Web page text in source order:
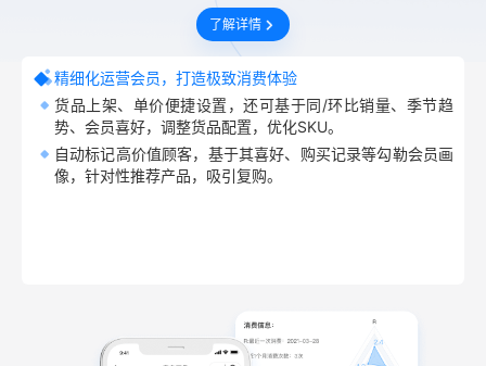
了解详情
精细化运营会员，打造极致消费体验
货品上架、单价便捷设置，还可基于同/环比销量、季节趋
势、会员喜好，调整货品配置，优化SKU。
自动标记高价值顾客，基于其喜好、购买记录等勾勒会员画
像，针对性推荐产品，吸引复购。